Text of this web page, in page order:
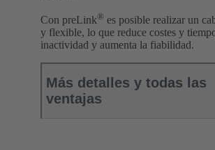
Con preLink® es posible realizar un
y flexible, lo que reduce costes y
inactividad y aumenta la fiabilidad.
Más detalles y todas las
ventajas